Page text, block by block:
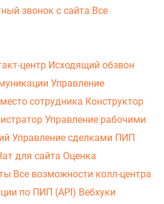
звонок с сайта Все
центр Исходящий обзвон
Управление
сотрудника Конструктор
Управление рабочими
Управление сделками ПИП
для сайта Оценка
Все возможности колл-центра
по ПИП (API) Вебхуки